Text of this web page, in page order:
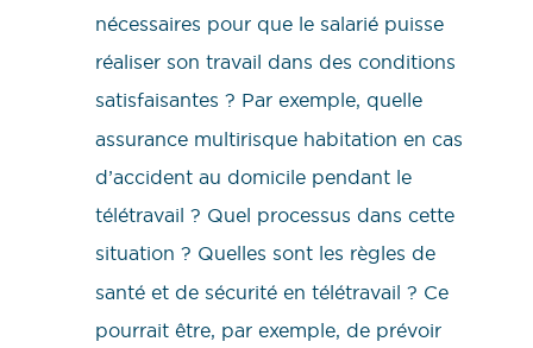
nécessaires pour que le salarié puisse
réaliser son travail dans des conditions
satisfaisantes ? Par exemple, quelle
assurance multirisque habitation en cas
d’accident au domicile pendant le
télétravail ? Quel processus dans cette
situation ? Quelles sont les règles de
santé et de sécurité en télétravail ? Ce
pourrait être, par exemple, de prévoir